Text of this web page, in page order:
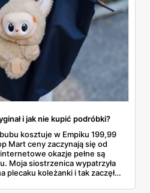
i jak nie kupić podróbki?
kosztuje w Empiku 199,99
Mart ceny zaczynają się od
okazje pełne są
Moja siostrzenica wypatrzyła
plecaku koleżanki i tak zaczęło